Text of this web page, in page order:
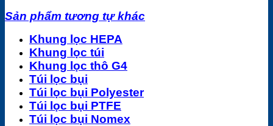
Sản phẩm tương tự khác
Khung lọc HEPA
Khung lọc túi
Khung lọc thô G4
Túi lọc bụi
Túi lọc bụi Polyester
Túi lọc bụi PTFE
Túi lọc bụi Nomex